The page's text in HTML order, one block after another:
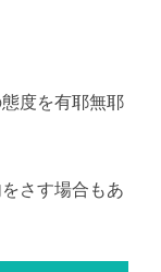
度を有耶無耶
さす場合もあ